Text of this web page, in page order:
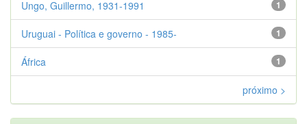
1
Ungo, Guillermo, 1931-1991
1
Uruguai - Política e governo - 1985-
1
África
próximo >